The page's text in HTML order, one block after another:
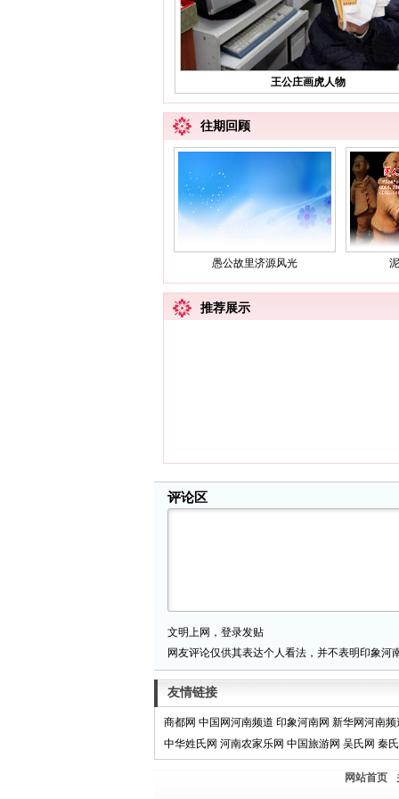
王公庄画虎人物
往期回顾
愚公故里济源风光
推荐展示
评论区
文明上网，登录发贴
网友评论仅供其表达个人看法，并不表明印象河
友情链接
商都网 中国网河南频道 印象河南网 新华网河南频
中华姓氏网 河南农家乐网 中国旅游网 吴氏网 秦
网站首页